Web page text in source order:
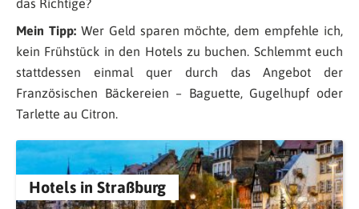
das Richtige?
Mein Tipp:Wer Geld sparen möchte, dem empfehle ich,
kein Frühstück in den Hotels zu buchen. Schlemmt euch
stattdessen einmal quer durch das Angebot der
Französischen Bäckereien – Baguette, Gugelhupf oder
Tarlette au Citron.
Hotels in Straßburg